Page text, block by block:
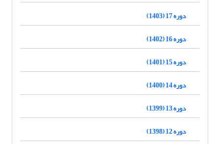
دوره 17 (1403)
دوره 16 (1402)
دوره 15 (1401)
دوره 14 (1400)
دوره 13 (1399)
دوره 12 (1398)